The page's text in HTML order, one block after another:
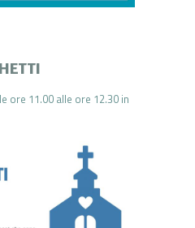
ore 11.00 alle ore 12.30 in